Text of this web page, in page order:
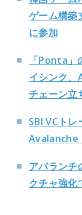
ゲーム構築
に参加
「Ponta」
イシンク、
チェーン立
SBI VCトレ
Avalanche
アバランチ
クチャ強化